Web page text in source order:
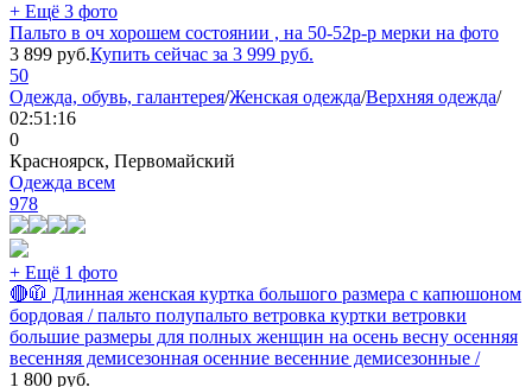
+ Ещё 3 фото
Пальто в оч хорошем состоянии , на 50-52р-р мерки на фото
3 899 руб.Купить сейчас за 3 999 руб.
50
Одежда, обувь, галантерея/Женская одежда/Верхняя одежда/
02:51:16
0
Красноярск, Первомайский
Одежда всем
978
+ Ещё 1 фото
🔴🧥 Длинная женская куртка большого размера с капюшоном
бордовая / пальто полупальто ветровка куртки ветровки
большие размеры для полных женщин на осень весну осенняя
весенняя демисезонная осенние весенние демисезонные /
1 800 руб.